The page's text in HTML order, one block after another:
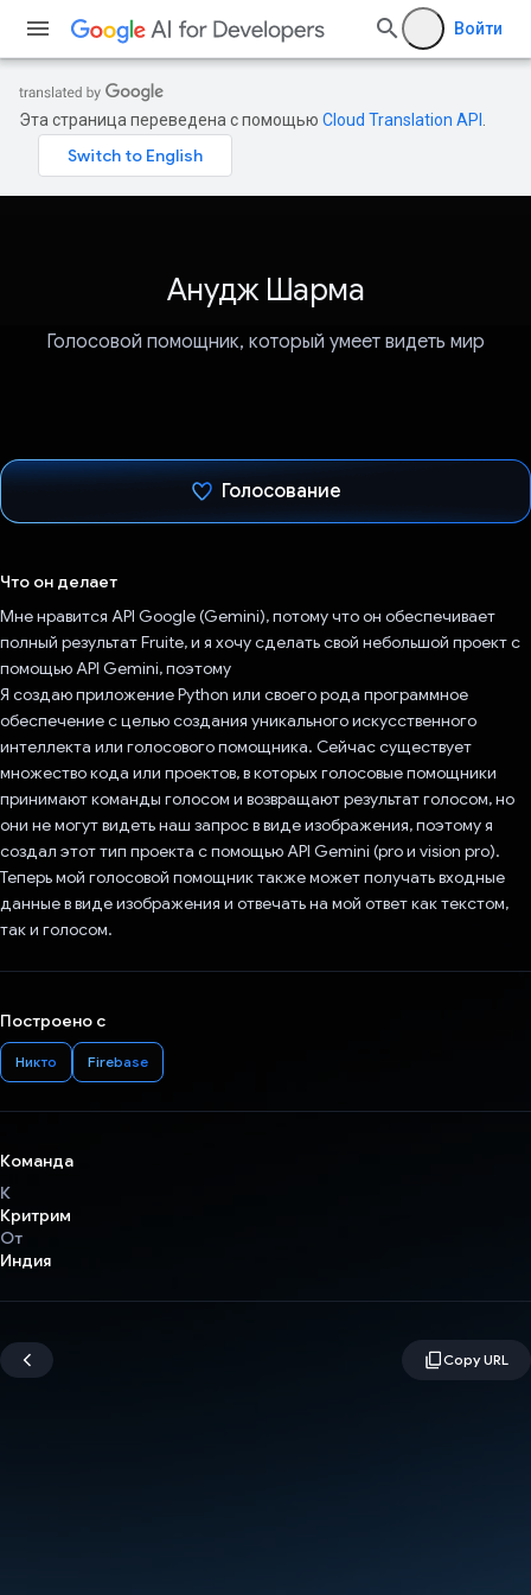
Войти
Эта страница переведена с помощью Cloud Translation API
Анудж Шарма
Голосовой помощник, который умеет видеть мир
Голосование
Что он делает
Мне нравится API Google (Gemini), потому что он обеспечивает
полный результат Fruite, и я хочу сделать свой небольшой проект с
помощью API Gemini, поэтому
Я создаю приложение Python или своего рода программное
обеспечение с целью создания уникального искусственного
интеллекта или голосового помощника. Сейчас существует
множество кода или проектов, в которых голосовые помощники
принимают команды голосом и возвращают результат голосом, но
они не могут видеть наш запрос в виде изображения, поэтому я
создал этот тип проекта с помощью API Gemini (pro и vision pro).
Теперь мой голосовой помощник также может получать входные
данные в виде изображения и отвечать на мой ответ как текстом,
так и голосом.
Построено с
Никто Firebase
Команда
К
Критрим
От
Индия